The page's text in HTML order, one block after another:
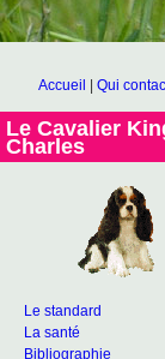
Accueil Qui
Le Cavalier
Charles
Le standard
La santé
Bibliographie